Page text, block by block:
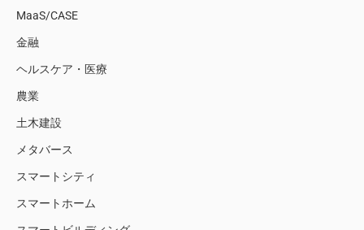
MaaS/CASE
金融
ヘルスケア・医療
農業
土木建設
メタバース
スマートシティ
スマートホーム